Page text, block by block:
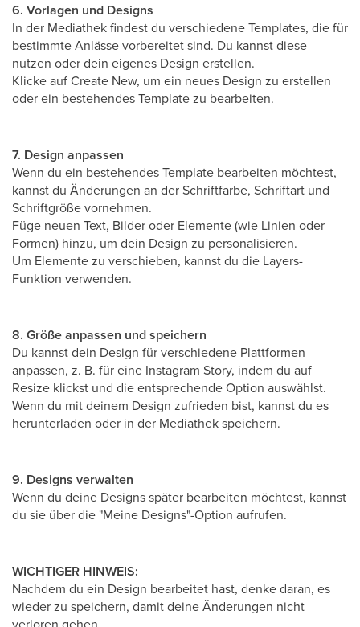
6. Vorlagen und Designs
In der Mediathek findest du verschiedene Templates, die für
bestimmte Anlässe vorbereitet sind. Du kannst diese
nutzen oder dein eigenes Design erstellen.
Klicke auf Create New, um ein neues Design zu erstellen
oder ein bestehendes Template zu bearbeiten.
7. Design anpassen
Wenn du ein bestehendes Template bearbeiten möchtest,
kannst du Änderungen an der Schriftfarbe, Schriftart und
Schriftgröße vornehmen.
Füge neuen Text, Bilder oder Elemente (wie Linien oder
Formen) hinzu, um dein Design zu personalisieren.
Um Elemente zu verschieben, kannst du die Layers-
Funktion verwenden.
8. Größe anpassen und speichern
Du kannst dein Design für verschiedene Plattformen
anpassen, z. B. für eine Instagram Story, indem du auf
Resize klickst und die entsprechende Option auswählst.
Wenn du mit deinem Design zufrieden bist, kannst du es
herunterladen oder in der Mediathek speichern.
9. Designs verwalten
Wenn du deine Designs später bearbeiten möchtest, kannst
du sie über die "Meine Designs"-Option aufrufen.
WICHTIGER HINWEIS:
Nachdem du ein Design bearbeitet hast, denke daran, es
wieder zu speichern, damit deine Änderungen nicht